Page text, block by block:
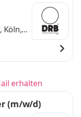
Köln,
erhalten
(m/w/d)